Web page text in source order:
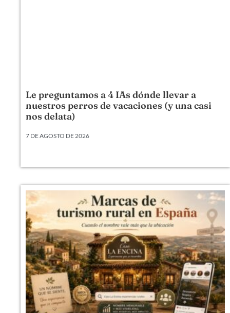
Le preguntamos a 4 IAs dónde llevar a
nuestros perros de vacaciones (y una casi
nos delata)
7 DE AGOSTO DE 2026